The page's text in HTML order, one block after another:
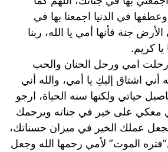
في الدنيا اجمعنا بها في
جنة فأنها أمي يا الله، ربنا
يا كريم.
رحلت امي ورحل الحنان والحب
أني اشتاق إليكِ يا أمي، والله أني
حياتي ولكنها سنه الحياة، ارجو
معكي على خير في جناته ويرحمك
عملك الخير في ميزان حسناتك،
الموت” لأمي رحمها الله وجعل